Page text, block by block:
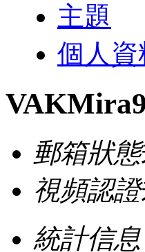
主題
個人資
郵箱狀態
視頻認證
統計信息